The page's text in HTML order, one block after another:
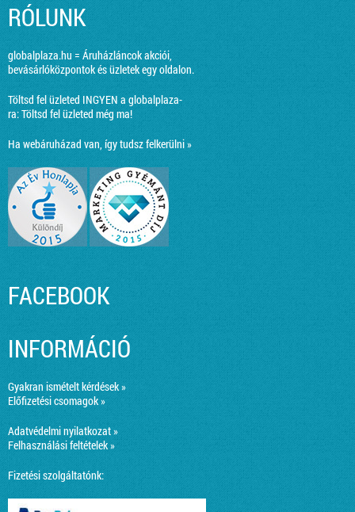
RÓLUNK
globalplaza.hu = Áruházláncok akciói,
bevásárlóközpontok és üzletek egy oldalon.
Töltsd fel üzleted INGYEN a globalplaza-
ra:Töltsd fel üzleted még ma!
Ha webáruházad van, így tudsz felkerülni »
FACEBOOK
INFORMÁCIÓ
Gyakran ismételt kérdések »
Előfizetési csomagok »
Adatvédelmi nyilatkozat »
Felhasználási feltételek »
Fizetési szolgáltatónk: